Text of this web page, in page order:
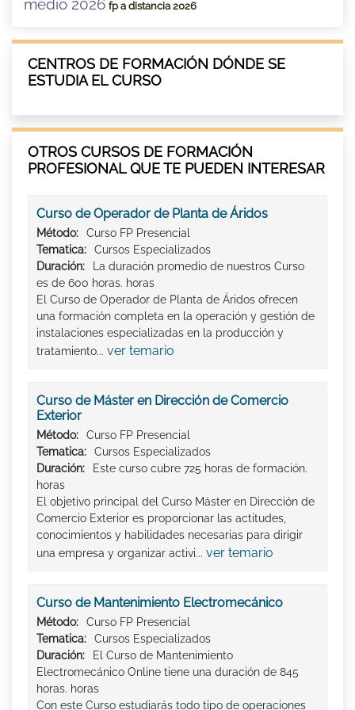
medio 2026 fp a distancia 2026
CENTROS DE FORMACIÓN DÓNDE SE
ESTUDIA EL CURSO
OTROS CURSOS DE FORMACIÓN
PROFESIONAL QUE TE PUEDEN INTERESAR
Curso de Operador de Planta de Áridos
Método:
Curso FP Presencial
Tematica:
Cursos Especializados
Duración:
La duración promedio de nuestros Curso
es de 600 horas. horas
El Curso de Operador de Planta de Áridos ofrecen
una formación completa en la operación y gestión de
instalaciones especializadas en la producción y
tratamiento... ver temario
Curso de Máster en Dirección de Comercio
Exterior
Método:
Curso FP Presencial
Tematica:
Cursos Especializados
Duración:
Este curso cubre 725 horas de formación.
horas
El objetivo principal del Curso Máster en Dirección de
Comercio Exterior es proporcionar las actitudes,
conocimientos y habilidades necesarias para dirigir
una empresa y organizar activi... ver temario
Curso de Mantenimiento Electromecánico
Método:
Curso FP Presencial
Tematica:
Cursos Especializados
Duración:
El Curso de Mantenimiento
Electromecánico Online tiene una duración de 845
horas. horas
Con este Curso estudiarás todo tipo de operaciones